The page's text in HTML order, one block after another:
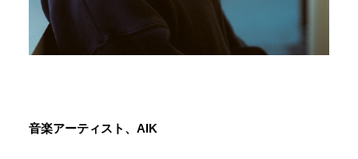
音楽アーティスト、AIK